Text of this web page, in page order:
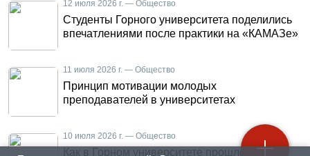
12 июля 2026 г. — Общество
Студенты Горного университета поделились
впечатлениями после практики на «КАМАЗе»
11 июля 2026 г. — Общество
Принцип мотивации молодых
преподавателей в университетах
10 июля 2026 г. — Общество
Как в Горном университете прошло